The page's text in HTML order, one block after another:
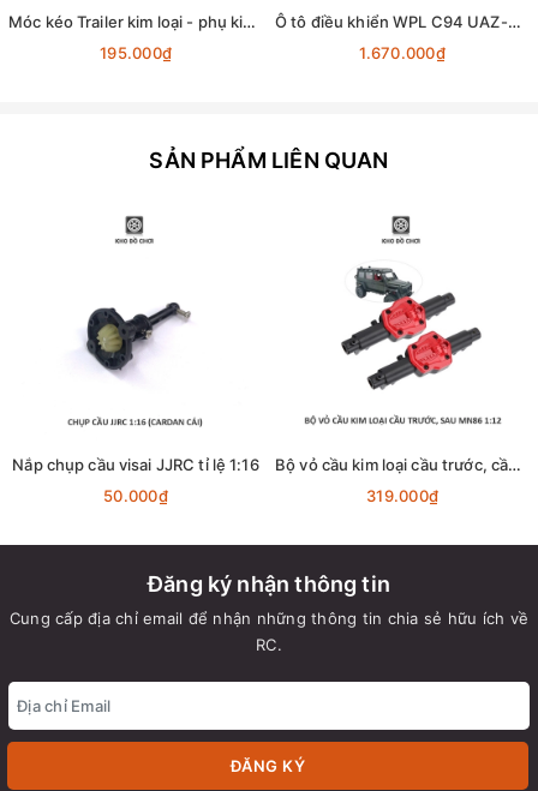
Móc kéo Trailer kim loại - phụ kiện lắp cho xe RC tỉ lệ 1:10
195.000₫
Ô tô điều khiển WPL C94 UAZ-469 4x4 1:12 - RTR [TẶNG BIỂN + STICKER]
1.670.000₫
SẢN PHẨM LIÊN QUAN
Nắp chụp cầu visai JJRC tỉ lệ 1:16
50.000₫
Bộ vỏ cầu kim loại cầu trước, cầu sau lắp xe MN86 tỉ lệ 1:12
319.000₫
Đăng ký nhận thông tin
Cung cấp địa chỉ email để nhận những thông tin chia sẻ hữu ích về
RC.
ĐĂNG KÝ